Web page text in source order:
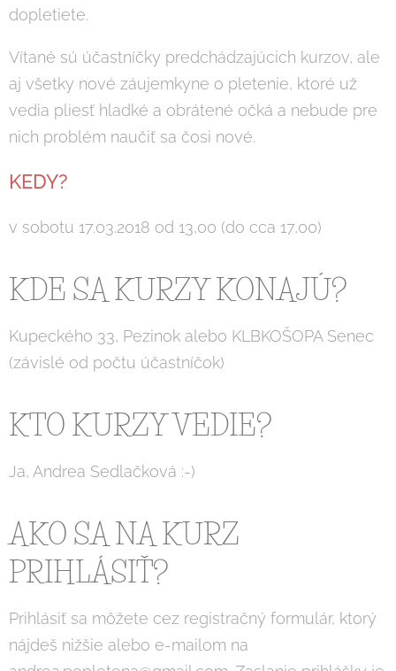
dopletiete.
Vítané sú účastníčky predchádzajúcich kurzov, ale
aj všetky nové záujemkyne o pletenie, ktoré už
vedia pliesť hladké a obrátené očká a nebude pre
nich problém naučiť sa čosi nové.
KEDY?
v sobotu 17.03.2018 od 13,00 (do cca 17,00)
KDE SA KURZY KONAJÚ?
Kupeckého 33, Pezinok alebo KLBKOŠOPA Senec
(závislé od počtu účastníčok)
KTO KURZY VEDIE?
Ja, Andrea Sedlačková :-)
AKO SA NA KURZ
PRIHLÁSIŤ?
Prihlásiť sa môžete cez registračný formulár, ktorý
nájdeš nižšie alebo e-mailom na